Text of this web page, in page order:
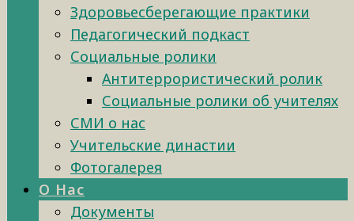
Здоровьесберегающие практики
Педагогический подкаст
Социальные ролики
Антитеррористический ролик
Социальные ролики об учителях
СМИ о нас
Учительские династии
Фотогалерея
О Нас
Документы